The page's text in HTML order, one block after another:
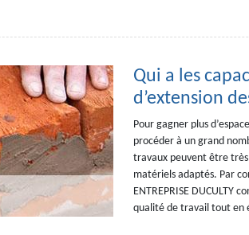
Qui a les
d’extension
Pour gagner plus
procéder à un grand
travaux peuvent être très
matériels adaptés. Par
ENTREPRISE DUCULTY
qualité de travail tout en